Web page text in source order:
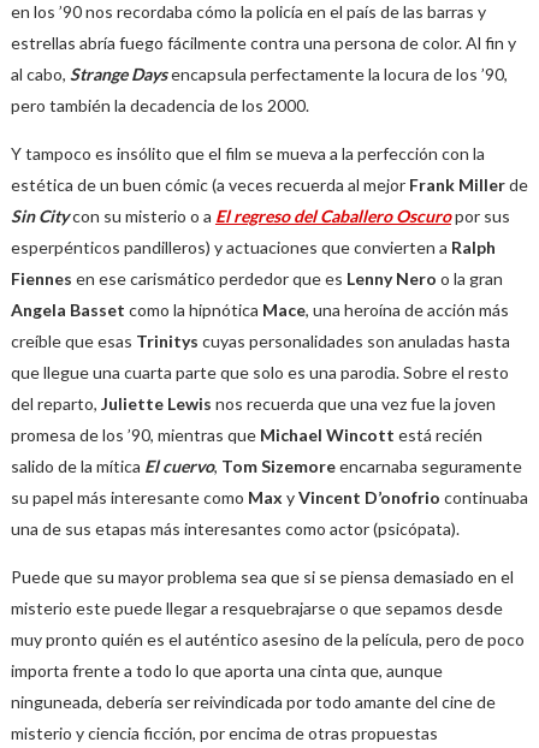
en los ’90 nos recordaba cómo la policía en el país de las barras y
estrellas abría fuego fácilmente contra una persona de color. Al fin y
al cabo, Strange Daysencapsula perfectamente la locura de los ’90,
pero también la decadencia de los 2000.
Y tampoco es insólito que el film se mueva a la perfección con la
estética de un buen cómic (a veces recuerda al mejor Frank Millerde
Sin Citycon su misterio o a El regreso del Caballero Oscuropor sus
esperpénticos pandilleros) y actuaciones que convierten a Ralph
Fiennes en ese carismático perdedor que es Lenny Nero o la gran
Angela Basset como la hipnótica Mace, una heroína de acción más
creíble que esas Trinitys cuyas personalidades son anuladas hasta
que llegue una cuarta parte que solo es una parodia. Sobre el resto
del reparto, Juliette Lewis nos recuerda que una vez fue la joven
promesa de los ’90, mientras queMichael Wincott está recién
salido de la mítica El cuervo, Tom Sizemoreencarnaba seguramente
su papel más interesante como Max yVincent D’onofrio continuaba
una de sus etapas más interesantes como actor (psicópata).
Puede que su mayor problema sea que si se piensa demasiado en el
misterio este puede llegar a resquebrajarse o que sepamos desde
muy pronto quién es el auténtico asesino de la película, pero de poco
importa frente a todo lo que aporta una cinta que, aunque
ninguneada, debería ser reivindicada por todo amante del cine de
misterio y ciencia ficción, por encima de otras propuestas